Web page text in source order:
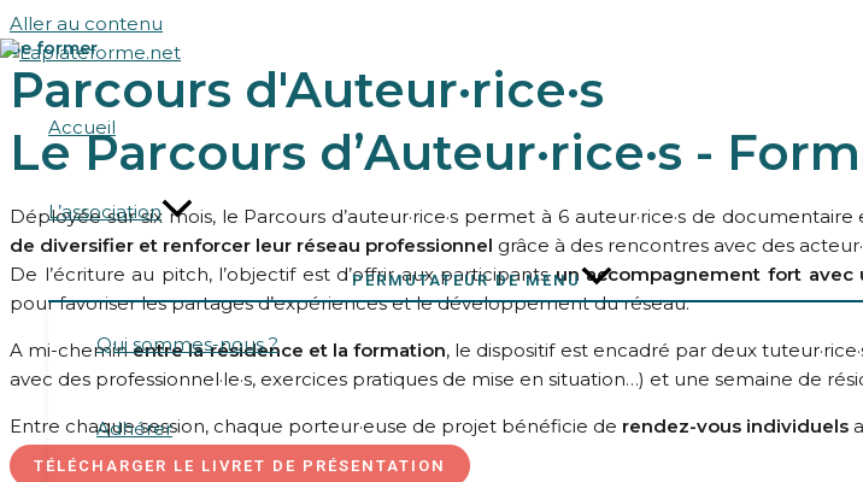
Aller au contenu
Accueil
L’association
PERMUTATEUR DE MENU
Qui sommes-nous ?
Adhérer
Se former
Parcours d'Auteur·rice·s
Le Parcours d’Auteur·rice·s -
Déployée sur six mois, le Parcours d’auteur·rice·s permet à 6 auteur·rice·s de
de diversifier et renforcer leur réseau professionnel grâce à des rencontres avec des
De l’écriture au pitch, l’objectif est d’offrir aux participantsun accompagnement fort avec
pour favoriser les partages d’expériences et le développement du réseau.
A mi-cheminentre la résidence et la formation, le dispositif est encadré par deux
avec des professionnel·le·s, exercices pratiques de mise en situation…) et une semaine de
Entre chaque session, chaque porteur·euse de projet bénéficie de rendez-vous individuels
TÉLÉCHARGER LE LIVRET DE PRÉSENTATION